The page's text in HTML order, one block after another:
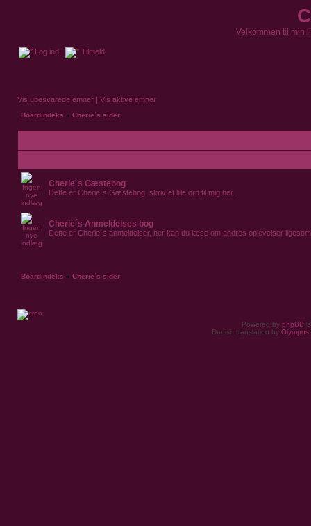
Velkommen til min
Log ind Tilmeld
Vis ubesvarede emner | Vis aktive emner
Boardindeks » Cherie´s sider
Cherie´s Gæstebog
Dette er Cherie´s Gæstebog, skriv et lille ord til mig her.
Cherie´s Anmeldelses bog
Dette er Cherie´s anmeldelser, her kan du læse om andres oplevelser
Boardindeks » Cherie´s sider
Powered by phpBB
Danish translation by Olympus